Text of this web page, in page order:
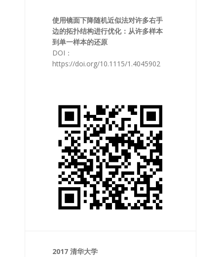
使用镜面下降随机近似法对许多右手
边的拓扑结构进行优化：从许多样本
到单一样本的还原
DOI：
https://doi.org/10.1115/1.4045902
2017 清华大学